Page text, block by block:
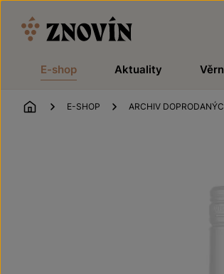
E-shop Aktuality
ÚVOD
E-SHOP ARCHIV